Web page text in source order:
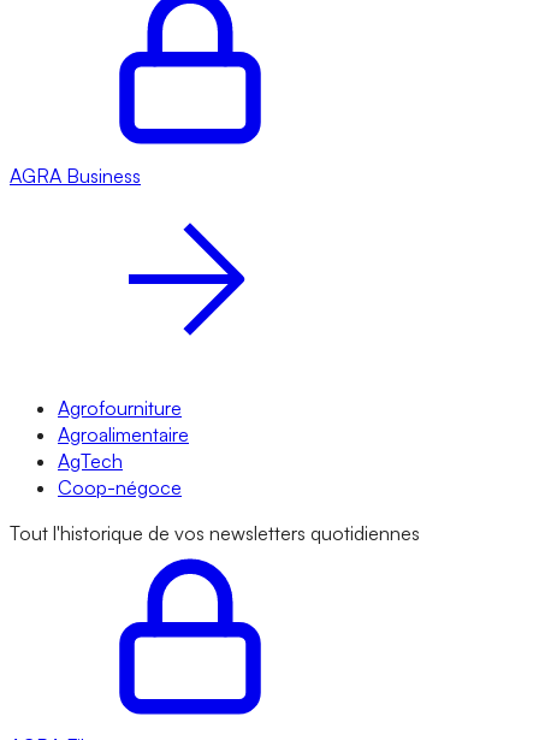
AGRA Business
Agrofourniture
Agroalimentaire
AgTech
Coop-négoce
Tout l'historique de vos newsletters quotidiennes